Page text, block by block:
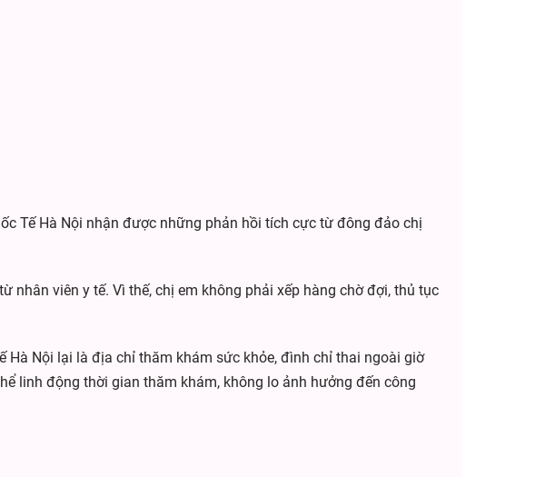
Tế Hà Nội nhận được những phản hồi tích cực từ đông đảo chị
viên y tế. Vì thế, chị em không phải xếp hàng chờ đợi, thủ tục
Hà Nội lại là địa chỉ thăm khám sức khỏe, đình chỉ thai ngoài giờ
linh động thời gian thăm khám, không lo ảnh hưởng đến công